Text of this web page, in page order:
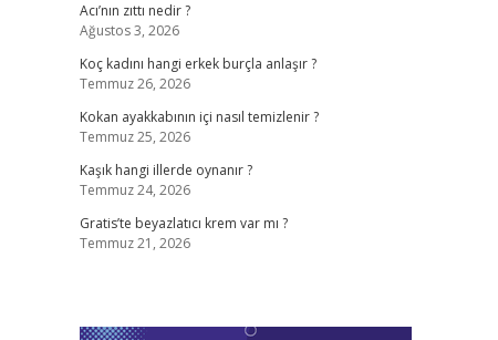
Acı’nın zıttı nedir ?
Ağustos 3, 2026
Koç kadını hangi erkek burçla anlaşır ?
Temmuz 26, 2026
Kokan ayakkabının içi nasıl temizlenir ?
Temmuz 25, 2026
Kaşık hangi illerde oynanır ?
Temmuz 24, 2026
Gratis’te beyazlatıcı krem var mı ?
Temmuz 21, 2026